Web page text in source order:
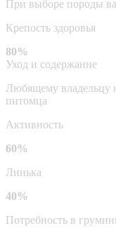
При выборе породы
Крепость здоровья
80%
Уход и содержание
Любящему владельцу
питомца
Активность
60%
Линька
40%
Потребность в